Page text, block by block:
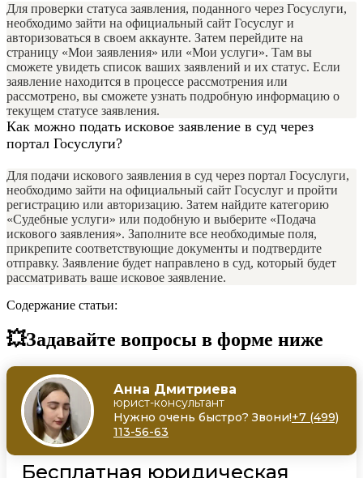
Для проверки статуса заявления, поданного через Госуслуги,
необходимо зайти на официальный сайт Госуслуг и
авторизоваться в своем аккаунте. Затем перейдите на
страницу «Мои заявления» или «Мои услуги». Там вы
сможете увидеть список ваших заявлений и их статус. Если
заявление находится в процессе рассмотрения или
рассмотрено, вы сможете узнать подробную информацию о
текущем статусе заявления.
Как можно подать исковое заявление в суд через
портал Госуслуги?
Для подачи искового заявления в суд через портал Госуслуги,
необходимо зайти на официальный сайт Госуслуг и пройти
регистрацию или авторизацию. Затем найдите категорию
«Судебные услуги» или подобную и выберите «Подача
искового заявления». Заполните все необходимые поля,
прикрепите соответствующие документы и подтвердите
отправку. Заявление будет направлено в суд, который будет
рассматривать ваше исковое заявление.
Содержание статьи:
💥Задавайте вопросы в форме ниже